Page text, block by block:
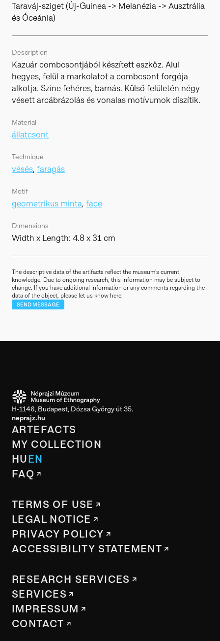
Taraváj-sziget (Új-Guinea -> Melanézia -> Ausztrália
és Óceánia)
Description
Kazuár combcsontjából készített eszköz. Alul
hegyes, felül a markolatot a combcsont forgója
alkotja. Színe fehéres, barnás. Külső felületén négy
vésett arcábrázolás és vonalas motívumok díszítik.
Material
állatcsont
Technique
vésés, faragás
Motif
geometrikus minta, face
Dimensions
Width x Length: 4.8 x 31 cm
The descriptive data of the artifacts reflect the museum's current
knowledge. Due to ongoing research, this information may be subject to
change. If you have additional information or any comments regarding the
data of the object, please let us know here:
SEND MESSAGE
H-1146, Budapest, Dózsa György út 35.
neprajz.hu
ARTEFACTS
MY COLLECTION
HUEN
FAQ
TERMS OF USE
LEGAL NOTICE
PRIVACY POLICY
ACCESSIBILITY STATEMENT
RESEARCH SERVICES
SERVICES
IMPRESSUM
CONTACT